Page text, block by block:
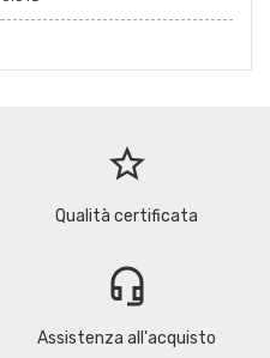
star_border
Qualità certificata
headset_mic
Assistenza all'acquisto